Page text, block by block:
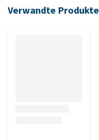
Verwandte Produkte